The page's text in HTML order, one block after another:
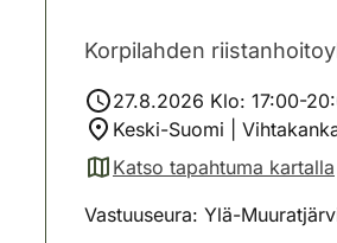
Korpilahden
27.8.2026 Klo: 17:00-
Keski-Suomi |
Katso tapahtuma kartalla
(avautuu uuteen välilehteen)
Vastuuseura: Ylä-